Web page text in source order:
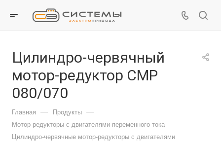
Цилиндро-червячный
мотор-редуктор CMP
080/070
Главная — Продукты —
Мотор-редукторы с двигателями переменного тока —
Цилиндро-червячные мотор-редукторы с двигателями